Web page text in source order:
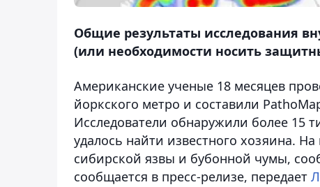
Общие результаты исследования
(или необходимости носить
Американские ученые 18 месяцев
йоркского метро и составили
Исследователи обнаружили более 15
удалось найти известного хозяина.
сибирской язвы и бубонной чумы,
сообщается в пресс-релизе, передает